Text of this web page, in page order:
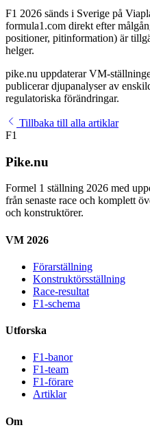
F1 2026 sänds i Sverige på
formula1.com direkt efter
positioner, pitinformation) är
helger.
pike.nu uppdaterar VM-
publicerar djupanalyser av
regulatoriska förändringar.
Tillbaka till alla artiklar
F1
Pike.nu
Formel 1 ställning 2026 med
från senaste race och komplett
och konstruktörer.
VM 2026
Förarställning
Konstruktörsställning
Race-resultat
F1-schema
Utforska
F1-banor
F1-team
F1-förare
Artiklar
Om